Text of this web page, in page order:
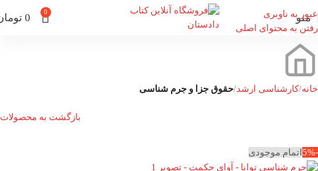
عبور به ناوبری
رفتن به محتوای اصلی
منو 0
0
خانه کارشناسی ارشد حقوق جزا و جرم شناسی
بازگشت به محصولات
-5% اتمام موجودی